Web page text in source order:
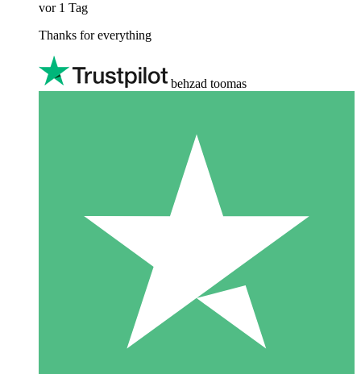
vor 1 Tag
Thanks for everything
behzad toomas